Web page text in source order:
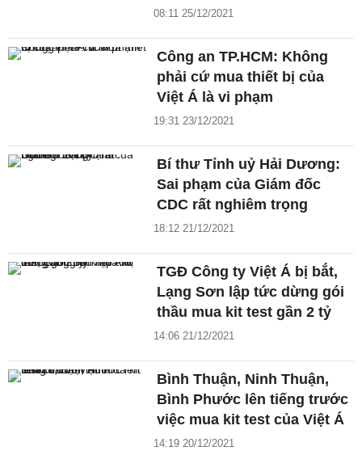
08:11 25/12/2021
Công an TP.HCM: Không
phải cứ mua thiết bị của
Việt Á là vi phạm
19:31 23/12/2021
Bí thư Tỉnh uỷ Hải Dương:
Sai phạm của Giám đốc
CDC rất nghiêm trọng
18:12 21/12/2021
TGĐ Công ty Việt Á bị bắt,
Lạng Sơn lập tức dừng gói
thầu mua kit test gần 2 tỷ
14:06 21/12/2021
Bình Thuận, Ninh Thuận,
Bình Phước lên tiếng trước
việc mua kit test của Việt Á
14:19 20/12/2021